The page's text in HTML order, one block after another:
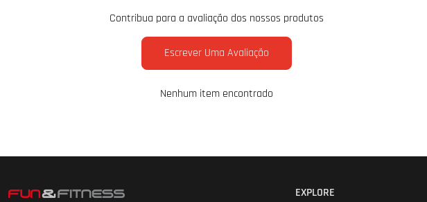
Contribua para a avaliação dos nossos produtos
Escrever Uma Avaliação
Nenhum item encontrado
EXPLORE